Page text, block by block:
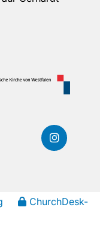
ChurchDesk-